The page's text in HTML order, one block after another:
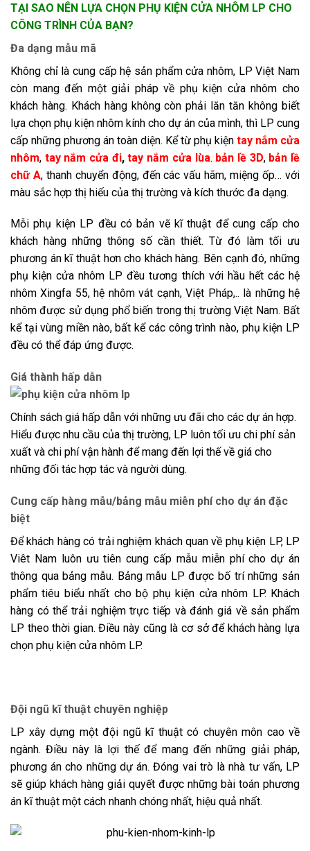
TẠI SAO NÊN LỰA CHỌN PHỤ KIỆN CỬA NHÔM LP CHO
CÔNG TRÌNH CỦA BẠN?
Đa dạng mẫu mã
Không chỉ là cung cấp hệ sản phẩm cửa nhôm, LP Việt Nam
còn mang đến một giải pháp về phụ kiện cửa nhôm cho
khách hàng. Khách hàng không còn phải lăn tăn không biết
lựa chọn phụ kiện nhôm kính cho dự án của mình, thì LP cung
cấp những phương án toàn diện. Kể từ phụ kiện tay nắm cửa
nhôm, tay nắm cửa đi, tay nắm cửa lùa. bản lề 3D, bản lề
chữ A, thanh chuyển động, đến các vấu hãm, miệng ốp… với
màu sắc hợp thị hiếu của thị trường và kích thước đa dạng.
Mỗi phụ kiện LP đều có bản vẽ kĩ thuật để cung cấp cho
khách hàng những thông số cần thiết. Từ đó làm tối ưu
phương án kĩ thuật hơn cho khách hàng. Bên cạnh đó, những
phụ kiện cửa nhôm LP đều tương thích với hầu hết các hệ
nhôm Xingfa 55, hệ nhôm vát cạnh, Việt Pháp,.. là những hệ
nhôm được sử dụng phổ biến trong thị trường Việt Nam. Bất
kể tại vùng miền nào, bất kể các công trình nào, phụ kiện LP
đều có thể đáp ứng được.
Giá thành hấp dẫn
Chính sách giá hấp dẫn với những ưu đãi cho các dự án hợp.
Hiểu được nhu cầu của thị trường, LP luôn tối ưu chi phí sản
xuất và chi phí vận hành để mang đến lợi thế về giá cho
những đối tác hợp tác và người dùng.
Cung cấp hàng mẫu/bảng mẫu miễn phí cho dự án đặc
biệt
Để khách hàng có trải nghiệm khách quan về phụ kiện LP, LP
Viêt Nam luôn ưu tiên cung cấp mẫu miễn phí cho dự án
thông qua bảng mẫu. Bảng mẫu LP được bố trí những sản
phẩm tiêu biểu nhất cho bộ phụ kiện cửa nhôm LP. Khách
hàng có thể trải nghiệm trực tiếp và đánh giá về sản phẩm
LP theo thời gian. Điều này cũng là cơ sở để khách hàng lựa
chọn phụ kiện cửa nhôm LP.
Đội ngũ kĩ thuật chuyên nghiệp
LP xây dựng một đội ngũ kĩ thuật có chuyên môn cao về
ngành. Điều này là lợi thế để mang đến những giải pháp,
phương án cho những dự án. Đóng vai trò là nhà tư vấn, LP
sẽ giúp khách hàng giải quyết được những bài toán phương
án kĩ thuật một cách nhanh chóng nhất, hiệu quả nhất.